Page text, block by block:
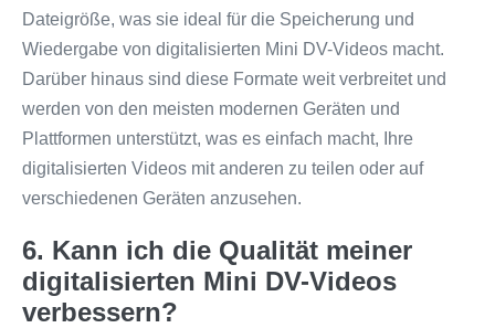
Dateigröße, was sie ideal für die Speicherung und
Wiedergabe von digitalisierten Mini DV-Videos macht.
Darüber hinaus sind diese Formate weit verbreitet und
werden von den meisten modernen Geräten und
Plattformen unterstützt, was es einfach macht, Ihre
digitalisierten Videos mit anderen zu teilen oder auf
verschiedenen Geräten anzusehen.
6. Kann ich die Qualität meiner
digitalisierten Mini DV-Videos
verbessern?